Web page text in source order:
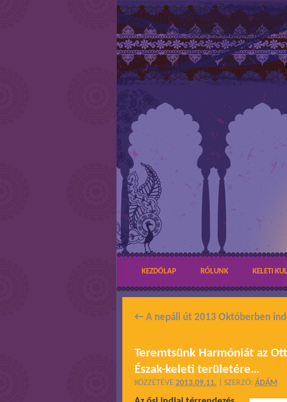
KEZDŐLAP RÓLUNK KELETI
← A nepáli út 2013 Októberben
Teremtsünk Harmóniát az
Észak-keleti területére…
KÖZZÉTÉVE 2013.09.11. SZERZŐ: ÁDÁM